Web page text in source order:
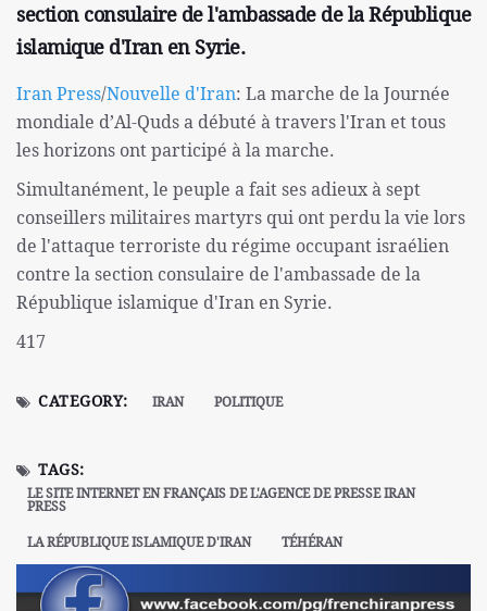
section consulaire de l'ambassade de la République
islamique d'Iran en Syrie.
Iran Press/Nouvelle d'Iran: La marche de la Journée
mondiale d’Al-Quds a débuté à travers l'Iran et tous
les horizons ont participé à la marche.
Simultanément, le peuple a fait ses adieux à sept
conseillers militaires martyrs qui ont perdu la vie lors
de l'attaque terroriste du régime occupant israélien
contre la section consulaire de l'ambassade de la
République islamique d'Iran en Syrie.
417
CATEGORY: IRAN POLITIQUE
TAGS:
LE SITE INTERNET EN FRANÇAIS DE L'AGENCE DE PRESSE IRAN
PRESS
LA RÉPUBLIQUE ISLAMIQUE D'IRAN
TÉHÉRAN